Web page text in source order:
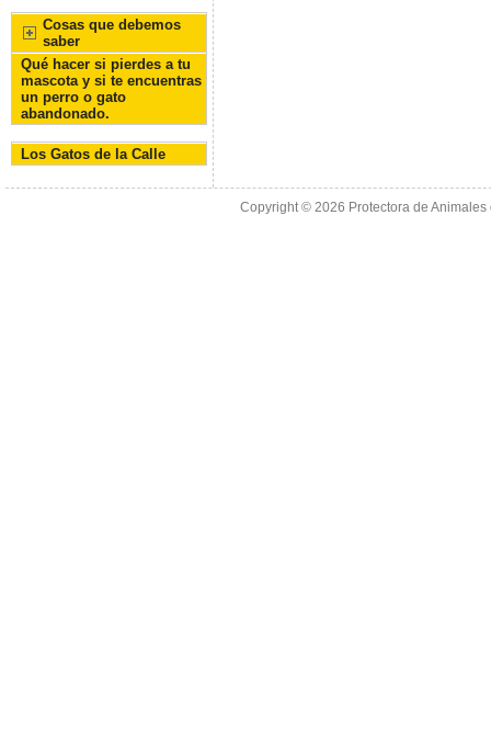
Cosas que debemos
saber
Qué hacer si pierdes a tu
mascota y si te encuentras
un perro o gato
abandonado.
Los Gatos de la Calle
Copyright © 2026 Protectora de Animales